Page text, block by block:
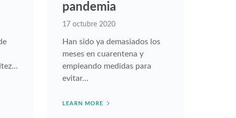
pandemia
17 octubre 2020
Han sido ya demasiados los
meses en cuarentena y
empleando medidas para
evitar...
LEARN MORE